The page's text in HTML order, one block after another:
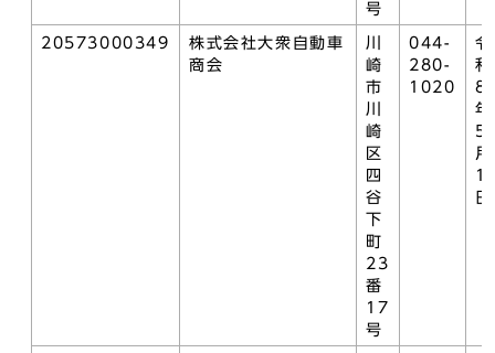
号
20573000349
株式会社大衆自動車
商会
川
崎
市
川
崎
区
四
谷
下
町
23
番
17
号
044-
280-
1020
令
和
8
年
5
月
1
日